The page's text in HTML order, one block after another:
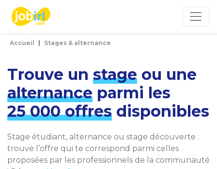
Accueil Stages & alternance
Trouve un stage ou une
alternance parmi les
25 000 offres disponibles
Stage étudiant, alternance ou stage découverte :
trouve l’offre qui te correspond parmi celles
proposées par les professionnels de la communauté
Panneau de gestion des cookies